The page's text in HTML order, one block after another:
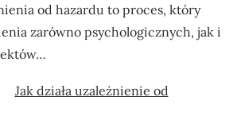
od hazardu to proces, który
zarówno psychologicznych, jak i
Jak działa uzależnienie od